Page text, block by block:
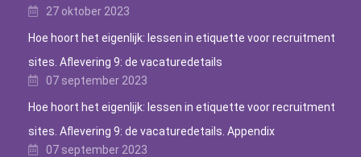
27 oktober 2023
Hoe hoort het eigenlijk: lessen in etiquette voor recruitment
sites. Aflevering 9: de vacaturedetails
07 september 2023
Hoe hoort het eigenlijk: lessen in etiquette voor recruitment
sites. Aflevering 9: de vacaturedetails. Appendix
07 september 2023